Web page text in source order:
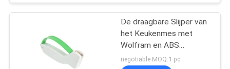
De draagbare Slijper van
het Keukenmes met
Wolfram en ABS
Kunststof
negotiable MOQ:1 pc